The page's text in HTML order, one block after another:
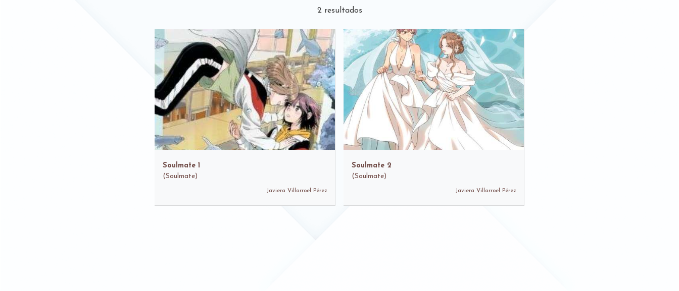
2 resultados
Soulmate 1
(Soulmate)
Javiera Villarroel Pérez
Soulmate 2
(Soulmate)
Javiera Villarroel Pérez